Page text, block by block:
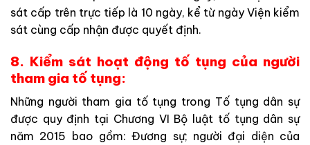
sát cấp trên trực tiếp là 10 ngày, kể từ ngày Viện kiểm
sát cùng cấp nhận được quyết định.
8. Kiểm sát hoạt động tố tụng của người
tham gia tố tụng:
Những người tham gia tố tụng trong Tố tụng dân sự
được quy định tại Chương VI Bộ luật tố tụng dân sự
năm 2015 bao gồm: Đương sự; người đại diện của